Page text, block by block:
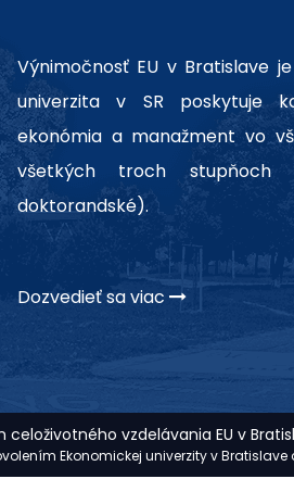
Výnimočnosť EU v Bratislave
univerzita v SR poskytuje
ekonómia a manažment vo
všetkých troch stupňoch
doktorandské).
Dozvedieť sa viac
vzdelávania EU v
Ekonomickej univerzity v